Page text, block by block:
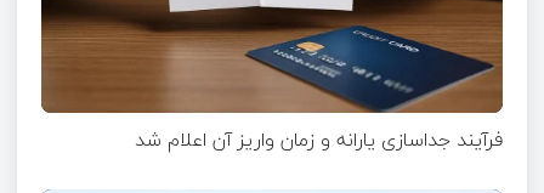
فرآیند جداسازی یارانه و زمان واریز آن اعلام شد